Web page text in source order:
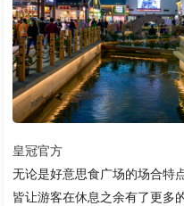
皇冠官方
无论是好意思食广场的场合特
皆让游客在休息之余有了更多